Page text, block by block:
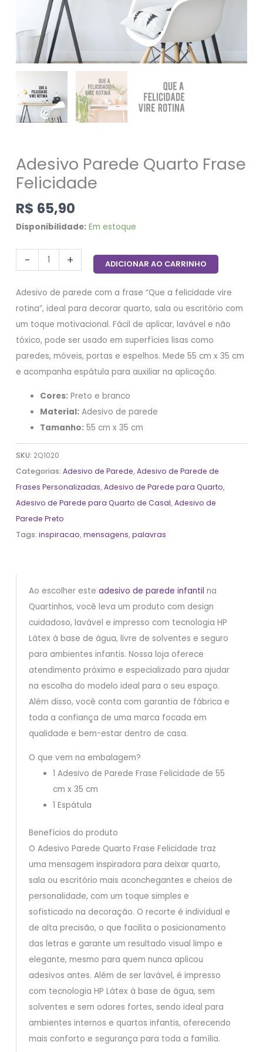
Adesivo Parede Quarto Frase
Felicidade
R$ 65,90
Disponibilidade: Em estoque
- + ADICIONAR AO CARRINHO
Adesivo de parede com a frase “Que a felicidade vire
rotina”, ideal para decorar quarto, sala ou escritório com
um toque motivacional. Fácil de aplicar, lavável e não
tóxico, pode ser usado em superfícies lisas como
paredes, móveis, portas e espelhos. Mede 55 cm x 35 cm
e acompanha espátula para auxiliar na aplicação.
Cores: Preto e branco
Material: Adesivo de parede
Tamanho: 55 cm x 35 cm
SKU: 2Q1020
Categorias:Adesivo de Parede,Adesivo de Parede de
Frases Personalizadas,Adesivo de Parede para Quarto,
Adesivo de Parede para Quarto de Casal,Adesivo de
Parede Preto
Tags:inspiracao,mensagens,palavras
Ao escolher este adesivo de parede infantil na
Quartinhos, você leva um produto com design
cuidadoso, lavável e impresso com tecnologia HP
Látex à base de água, livre de solventes e seguro
para ambientes infantis. Nossa loja oferece
atendimento próximo e especializado para ajudar
na escolha do modelo ideal para o seu espaço.
Além disso, você conta com garantia de fábrica e
toda a confiança de uma marca focada em
qualidade e bem-estar dentro de casa.
O que vem na embalagem?
1 Adesivo de Parede Frase Felicidade de 55
cm x 35 cm
1 Espátula
Benefícios do produto
O Adesivo Parede Quarto Frase Felicidade traz
uma mensagem inspiradora para deixar quarto,
sala ou escritório mais aconchegantes e cheios de
personalidade, com um toque simples e
sofisticado na decoração. O recorte é individual e
de alta precisão, o que facilita o posicionamento
das letras e garante um resultado visual limpo e
elegante, mesmo para quem nunca aplicou
adesivos antes. Além de ser lavável, é impresso
com tecnologia HP Látex à base de água, sem
solventes e sem odores fortes, sendo ideal para
ambientes internos e quartos infantis, oferecendo
mais conforto e segurança para toda a família.